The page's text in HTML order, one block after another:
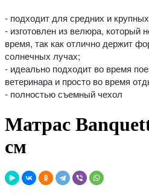
- подходит для средних и
- изготовлен из велюра, который
время, так как отлично держит
солнечных лучах;
- идеально подходит во время
ветеринара и просто во время
- полностью съемный чехол
Матрас
см